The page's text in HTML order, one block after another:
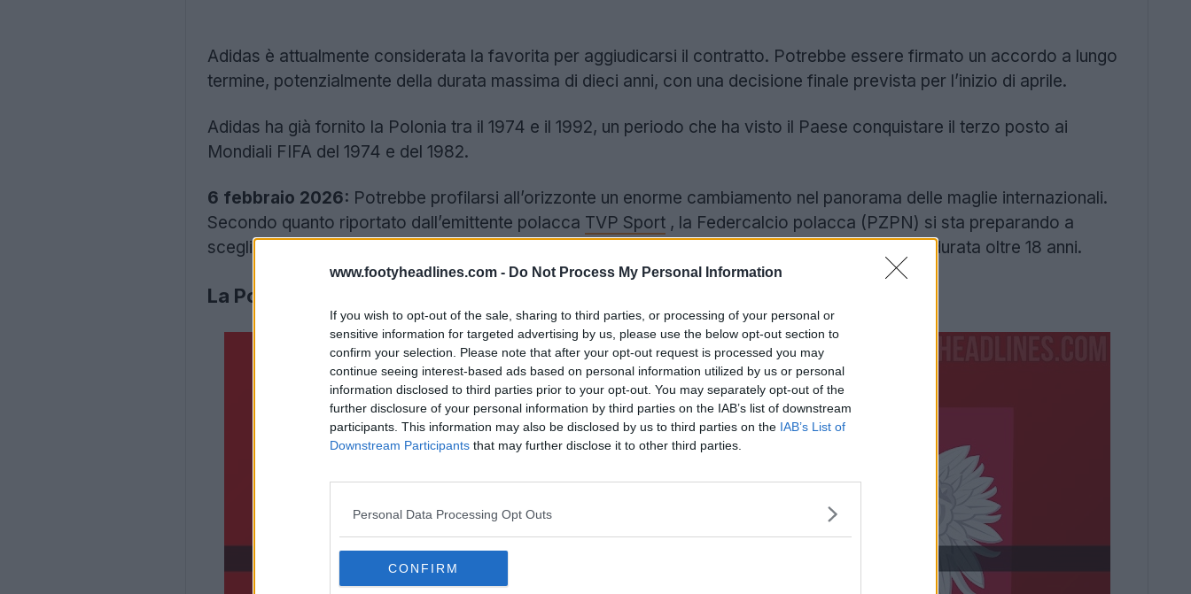
www.footyheadlines.com - Do Not Process My Personal Information
If you wish to opt-out of the sale, sharing to third parties, or processing of your personal or
sensitive information for targeted advertising by us, please use the below opt-out section to
confirm your selection. Please note that after your opt-out request is processed you may
continue seeing interest-based ads based on personal information utilized by us or personal
information disclosed to third parties prior to your opt-out. You may separately opt-out of the
further disclosure of your personal information by third parties on the IAB’s list of downstream
participants. This information may also be disclosed by us to third parties on the IAB’s List of
Downstream Participants that may further disclose it to other third parties.
Personal Data Processing Opt Outs
CONFIRM
Adidas è attualmente considerata la favorita per aggiudicarsi il contratto. Potrebbe essere firmato un accordo a lungo
termine, potenzialmente della durata massima di dieci anni, con una decisione finale prevista per l’inizio di aprile.
Adidas ha già fornito la Polonia tra il 1974 e il 1992, un periodo che ha visto il Paese conquistare il terzo posto ai
Mondiali FIFA del 1974 e del 1982.
6 febbraio 2026: Potrebbe profilarsi all’orizzonte un enorme cambiamento nel panorama delle maglie internazionali.
Secondo quanto riportato dall’emittente polacca TVP Sport , la Federcalcio polacca (PZPN) si sta preparando a
scegliere un nuovo sponsor tecnico, ponendo potenzialmente fine a una partnership con Nike durata oltre 18 anni.
La Polonia lascerà Nike dopo 18 anni?